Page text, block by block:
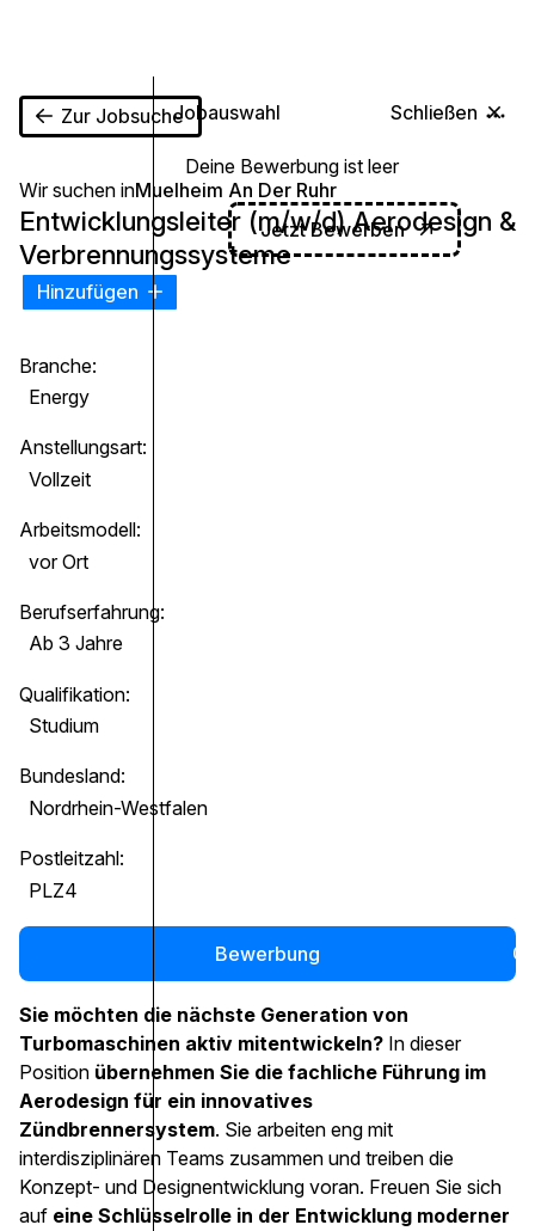
Jobauswahl Schließen
Deine Bewerbung ist leer
Jetzt Bewerben
Zur Jobsuche
Wir suchen inMuelheim An Der Ruhr
Entwicklungsleiter (m/w/d) Aerodesign &
Verbrennungssysteme
Hinzufügen
Branche:
Energy
Anstellungsart:
Vollzeit
Arbeitsmodell:
vor Ort
Berufserfahrung:
Ab 3 Jahre
Qualifikation:
Studium
Bundesland:
Nordrhein-Westfalen
Postleitzahl:
PLZ4
Bewerbung 0
Sie möchten die nächste Generation von
Turbomaschinen aktiv mitentwickeln? In dieser
Position übernehmen Sie die fachliche Führung im
Aerodesign für ein innovatives
Zündbrennersystem. Sie arbeiten eng mit
interdisziplinären Teams zusammen und treiben die
Konzept- und Designentwicklung voran. Freuen Sie sich
auf eine Schlüsselrolle in der Entwicklung moderner